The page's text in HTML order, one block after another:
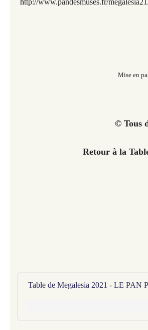
http://www.pandesmuses.fr/
Mise en
© Tous
Retour à la
Table de Megalesia 2021 - LE PAN